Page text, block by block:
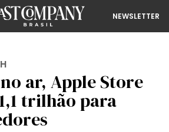
NEWSLETTER
ar, Apple Store
trilhão para